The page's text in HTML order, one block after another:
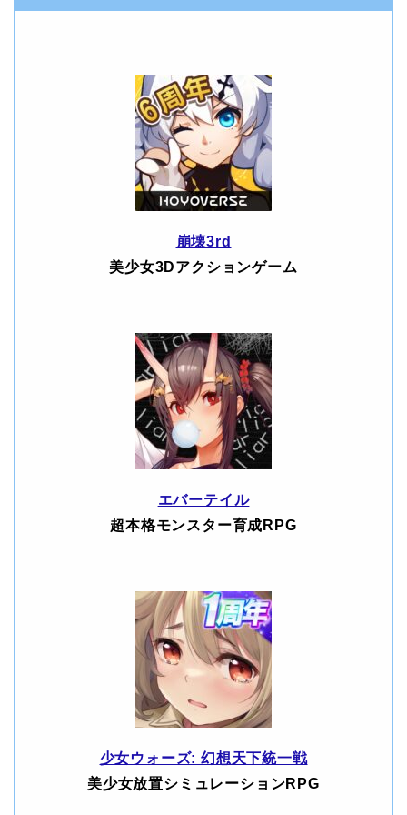
崩壊3rd
美少女3Dアクションゲーム
エバーテイル
超本格モンスター育成RPG
少女ウォーズ: 幻想天下統一戦
美少女放置シミュレーションRPG